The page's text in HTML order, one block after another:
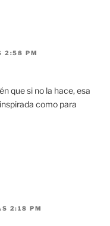
2:58 PM
que si no la hace, esa
como para
2:18 PM